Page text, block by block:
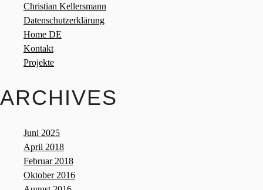
Christian Kellersmann
Datenschutzerklärung
Home DE
Kontakt
Projekte
ARCHIVES
Juni 2025
April 2018
Februar 2018
Oktober 2016